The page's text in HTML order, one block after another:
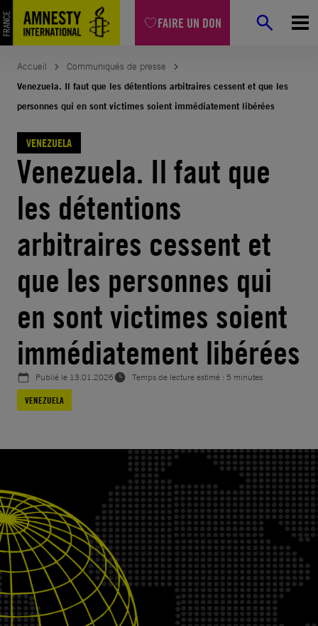
FAIRE UN DON
Aller
au
contenu
Accueil
Communiqués de presse
Venezuela. Il faut que les détentions arbitraires cessent et que les
personnes qui en sont victimes soient immédiatement libérées
VENEZUELA
Venezuela. Il faut que
les détentions
arbitraires cessent et
que les personnes qui
en sont victimes soient
immédiatement libérées
Publié le 13.01.2026
Temps de lecture estimé : 5 minutes
VENEZUELA